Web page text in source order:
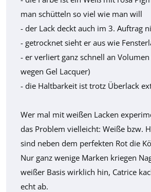
man schütteln so viel wie man will
- der Lack deckt auch im 3. Auftrag
- getrocknet sieht er aus wie
- er verliert ganz schnell an
wegen Gel Lacquer)
- die Haltbarkeit ist trotz Überlack
Wer mal mit weißen Lacken
das Problem vielleicht: Weiße bzw.
sind neben dem perfekten Rot die
Nur ganz wenige Marken kriegen
weißer Basis wirklich hin, Catrice
echt ab.